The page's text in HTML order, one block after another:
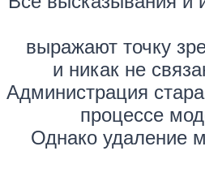
выражают точку
и никак не
Администрация
процессе
Однако удаление